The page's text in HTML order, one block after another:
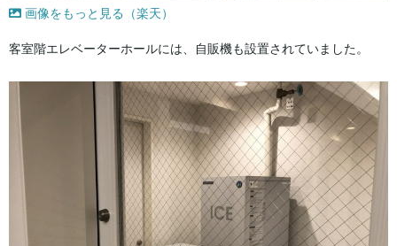
画像をもっと見る（楽天）
客室階エレベーターホールには、自販機も設置されていました。